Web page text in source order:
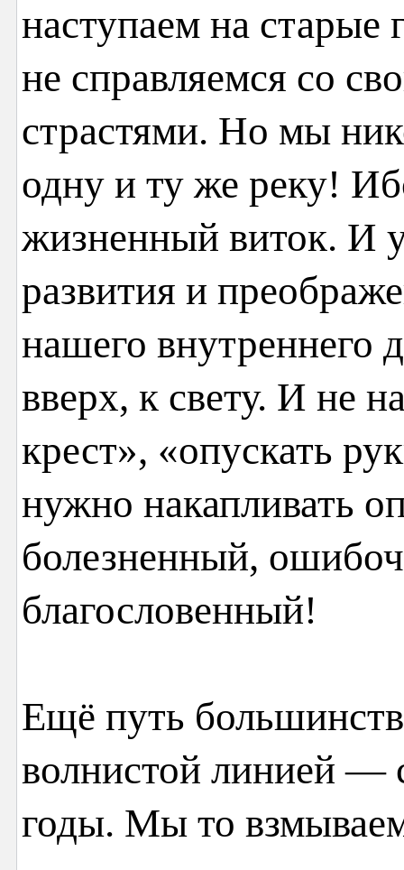
наступаем на старые
не справляемся со
страстями. Но мы
одну и ту же реку!
жизненный виток. И
развития и
нашего внутреннего
вверх, к свету. И не
крест», «опускать
нужно накапливать
болезненный,
благословенный!
Ещё путь
волнистой линией —
годы. Мы то